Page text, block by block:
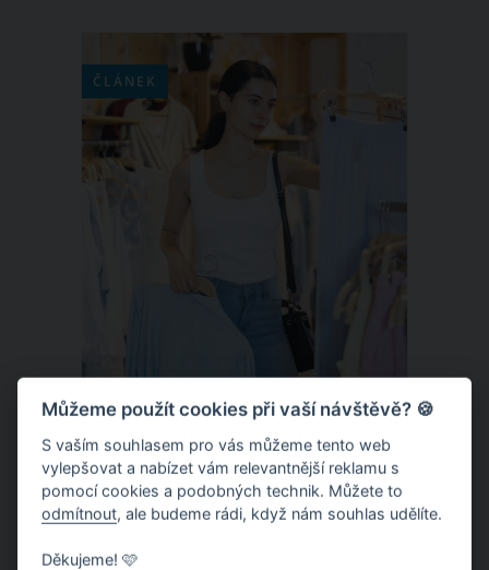
ČLÁNEK
Chladivá móda do letních veder. V
těchto materiálech vám bude velmi
příjemně
Když teploty šplhají ke 30 stupňům a
výš, nezáleží pouze na tom, co si
obléknete, ale také z čeho je oblečení
Můžeme použít cookies při vaší návštěvě? 🍪
S vaším souhlasem pro vás můžeme tento web
vylepšovat a nabízet vám relevantnější reklamu s
pomocí cookies a podobných technik. Můžete to
odmítnout, ale budeme rádi, když nám souhlas udělíte.
Děkujeme! 🩷